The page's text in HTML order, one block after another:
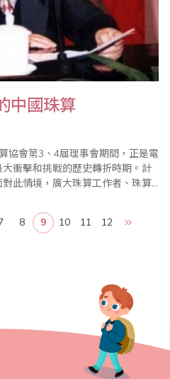
中國珠算
協會第3、4届理事會期間，正是電
衝擊和挑戰的歷史轉折時期。計
此情境，廣大珠算工作者、珠算
日益普及，珠算、珠心算更有突
個珠算發展史上的奇蹟。由“車到
8 9 10 11 12